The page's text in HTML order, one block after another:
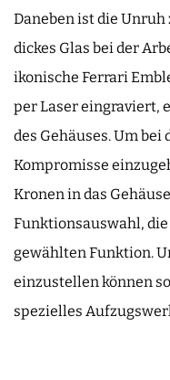
Daneben ist die Unruh
dickes Glas bei der
ikonische Ferrari
per Laser eingraviert,
des Gehäuses. Um bei
Kompromisse
Kronen in das
Funktionsauswahl,
gewählten Funktion.
einzustellen können
spezielles